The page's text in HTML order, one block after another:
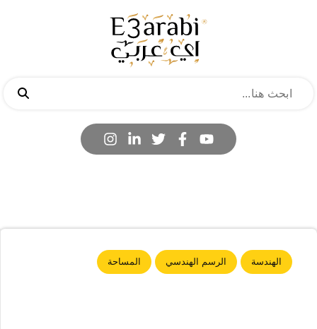
الهندسة الرسم الهندسي المساحة